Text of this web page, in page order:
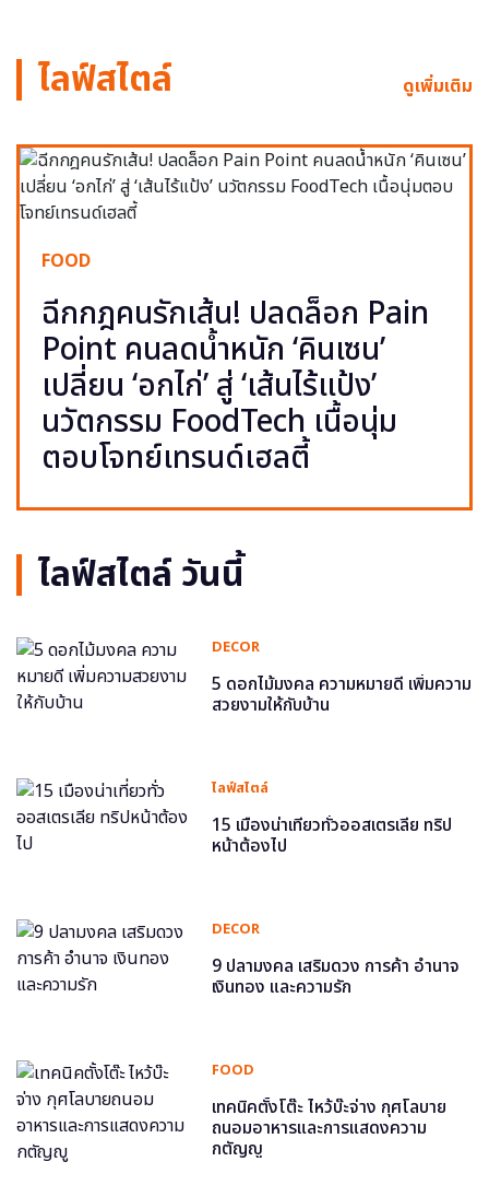
ไลฟ์สไตล์ ดูเพิ่มเติม
FOOD
ฉีกกฎคนรักเส้น! ปลดล็อก Pain
Point คนลดน้ำหนัก ‘คินเซน’
เปลี่ยน ‘อกไก่’ สู่ ‘เส้นไร้แป้ง’
นวัตกรรม FoodTech เนื้อนุ่ม
ตอบโจทย์เทรนด์เฮลตี้
ไลฟ์สไตล์ วันนี้
DECOR
5 ดอกไม้มงคล ความหมายดี เพิ่มความ
สวยงามให้กับบ้าน
ไลฟ์สไตล์
15 เมืองน่าเที่ยวทั่วออสเตรเลีย ทริป
หน้าต้องไป
DECOR
9 ปลามงคล เสริมดวง การค้า อำนาจ
เงินทอง และความรัก
FOOD
เทคนิคตั้งโต๊ะ ไหว้บ๊ะจ่าง กุศโลบาย
ถนอมอาหารและการแสดงความ
กตัญญู